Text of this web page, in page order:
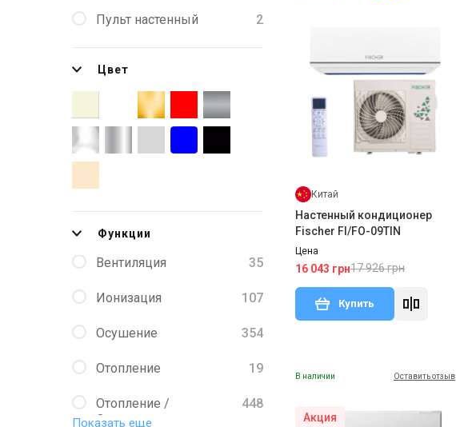
Пульт настенный 2
Цвет
Функции
Вентиляция 35
Ионизация 107
Осушение 354
Отопление 19
Отопление /
Охлаждение
448
Показать еще
Китай
Настенный кондиционер
Fischer FI/FO-09TIN
Цена
16 043 грн17 926 грн
Купить
В наличии Оставить отзыв
Акция